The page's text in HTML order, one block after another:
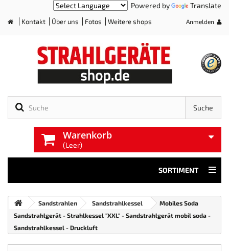
Powered by Translate
Kontakt Über uns Fotos Weitere shops Anmelden
Suche
Warenkorb
(Leer)
SORTIMENT
Sandstrahlen Sandstrahlkessel
Mobiles Soda
Sandstrahlgerät - Strahlkessel "XXL" - Sandstrahlgerät mobil soda -
Sandstrahlkessel - Druckluft